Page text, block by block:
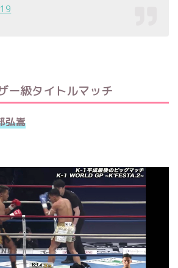
ー級タイトルマッチ
弘嵩